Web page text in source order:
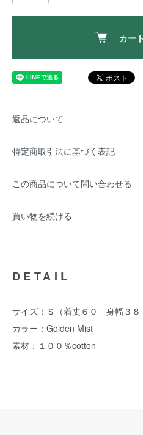
カー
返品について
特定商取引法に基づく表記
この商品について問い合わせる
買い物を続ける
DETAIL
サイズ：Ｓ（着丈６０ 身幅３８
カラー：Golden Mist
素材：１００％cotton